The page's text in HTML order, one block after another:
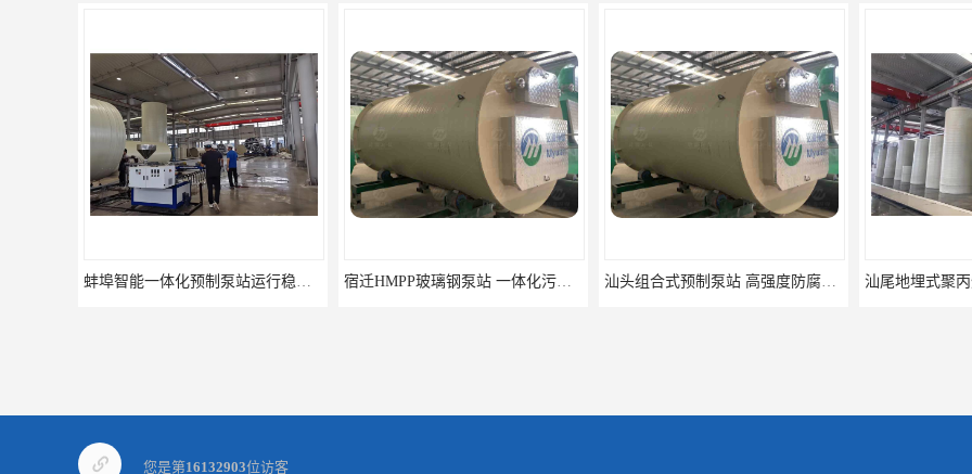
宿迁HMPP玻璃钢泵站 一体化污水提升井 HMPP新型预制泵站 汕头组合式预制泵站 高强度防腐处理 铭源 汕尾地埋式聚丙烯hmpp泵站 预制提升泵站 铭源环保HMPP泵站
您是第16132903位访客